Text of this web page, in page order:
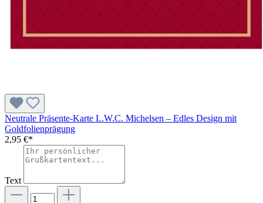
Neutrale Präsente-Karte L.W.C. Michelsen – Edles Design mit
Goldfolienprägung
2,95 €*
Text